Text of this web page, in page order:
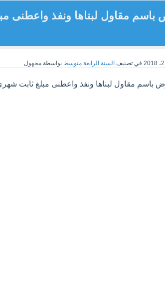
باسم مقاول لبناها ونفذ واعطنى
في تصنيف السنة الرابعة متوسط بواسطة مجهول
باسم مقاول لبناها ونفذ واعطنى مبلغ ثابت